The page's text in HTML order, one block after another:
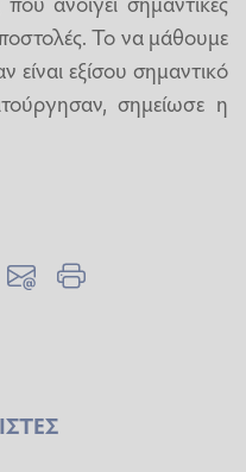
Το να μάθουμε
είναι εξίσου σημαντικό
σημείωσε η